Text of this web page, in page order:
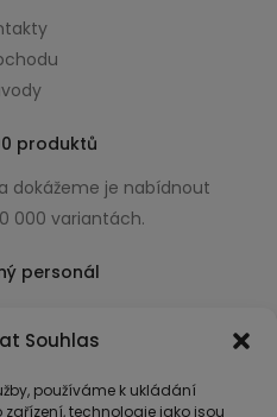
Souhlas
používáme k ukládání
technologie jako jsou
produktů
dokážeme je nabídnout
000 variantách.
personál
nákup.